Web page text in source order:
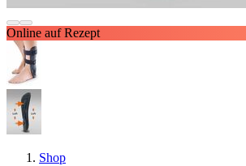
Online auf Rezept
Shop